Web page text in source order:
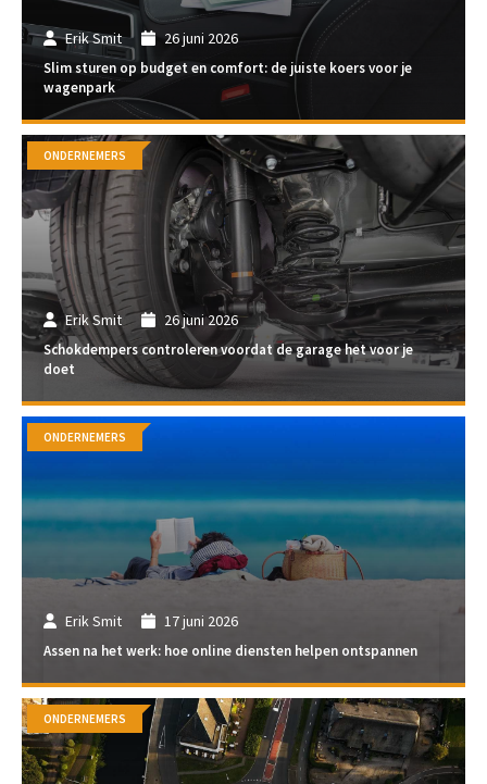
Erik Smit 26 juni 2026
Slim sturen op budget en comfort: de juiste koers voor je
wagenpark
Erik Smit 26 juni 2026
Schokdempers controleren voordat de garage het voor je
doet
ONDERNEMERS
Erik Smit 17 juni 2026
Assen na het werk: hoe online diensten helpen ontspannen
ONDERNEMERS
ONDERNEMERS